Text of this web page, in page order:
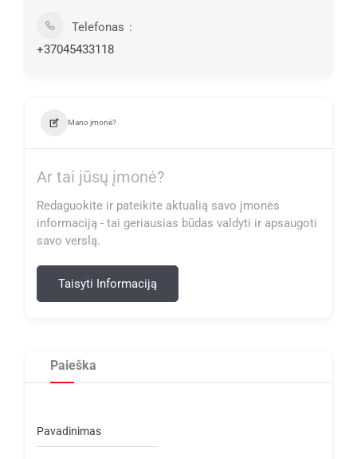
Telefonas
+37045433118
Mano įmonė?
Ar tai jūsų įmonė?
Redaguokite ir pateikite aktualią savo įmonės
informaciją - tai geriausias būdas valdyti ir apsaugoti
savo verslą.
Taisyti Informaciją
Paieška
Pavadinimas